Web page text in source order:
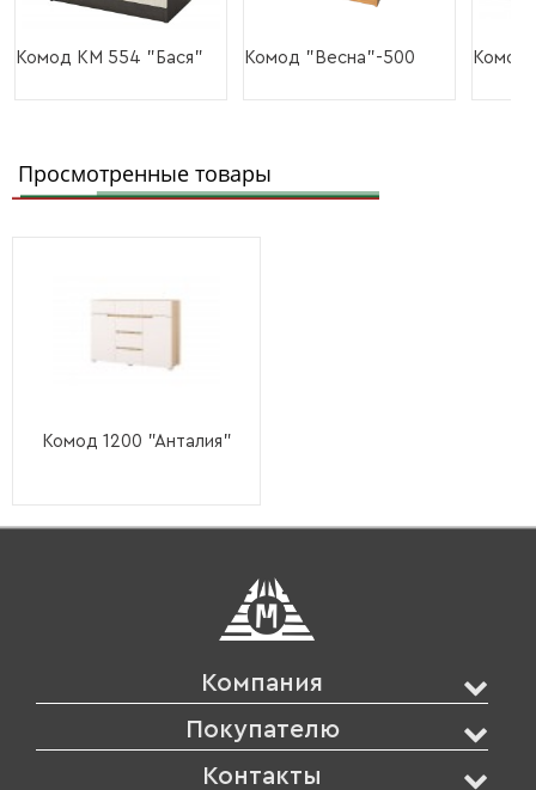
Комод КМ 554 "Бася" Комод "Весна"-500 Комод
Просмотренные товары
Комод 1200 "Анталия"
Компания
Покупателю
Контакты